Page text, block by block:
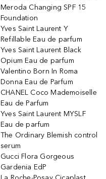
Meroda Changing SPF 15
Foundation
Yves Saint Laurent Y
Refillable Eau de parfum
Yves Saint Laurent Black
Opium Eau de parfum
Valentino Born In Roma
Donna Eau de Parfum
CHANEL Coco Mademoiselle
Eau de Parfum
Yves Saint Laurent MYSLF
Eau de parfum
The Ordinary Blemish control
serum
Gucci Flora Gorgeous
Gardenia EdP